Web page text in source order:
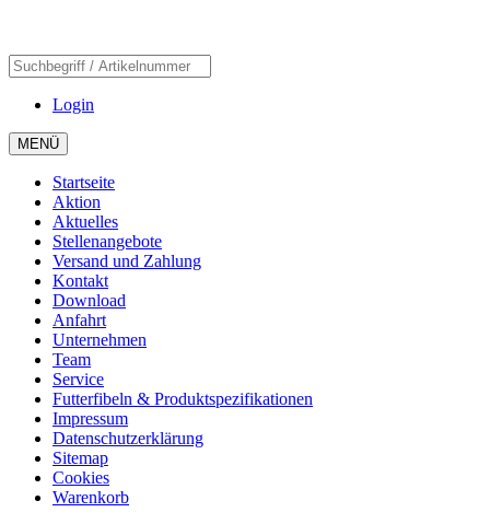
Login
MENÜ
Startseite
Aktion
Aktuelles
Stellenangebote
Versand und Zahlung
Kontakt
Download
Anfahrt
Unternehmen
Team
Service
Futterfibeln & Produktspezifikationen
Impressum
Datenschutzerklärung
Sitemap
Cookies
Warenkorb